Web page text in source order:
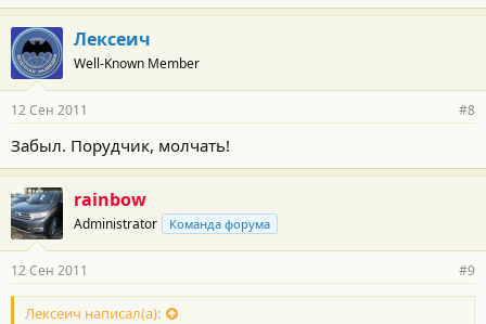
Лексеич
Well-Known Member
12 Сен 2011 #8
Забыл. Порудчик, молчать!
rainbow
Administrator Команда форума
12 Сен 2011 #9
Лексеич написал(а):